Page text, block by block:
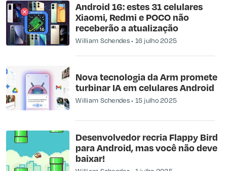
Android 16: estes 31 celulares
Xiaomi, Redmi e POCO não
receberão a atualização
William Schendes 16 julho 2025
Nova tecnologia da Arm promete
turbinar IA em celulares Android
William Schendes 15 julho 2025
Desenvolvedor recria Flappy Bird
para Android, mas você não deve
baixar!